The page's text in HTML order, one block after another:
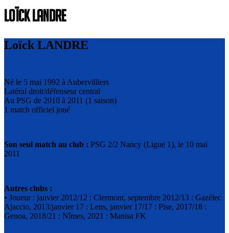
Loïck LANDRE
Loïck LANDRE
Né le 5 mai 1992 à Aubervilliers
Latéral droit/défenseur central
Au PSG de 2010 à 2011 (1 saison)
1 match officiel joué
Son seul match au club : PSG 2/2 Nancy (Ligue 1), le 10 mai
2011
Autres clubs :
• Joueur : janvier 2012/12 : Clermont, septembre 2012/13 : Gazélec
Ajaccio, 2013/janvier 17 : Lens, janvier 17/17 : Pise, 2017/18 :
Genoa, 2018/21 : Nîmes, 2021 : Manisa FK